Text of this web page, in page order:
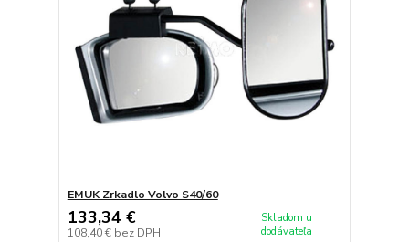
EMUK Zrkadlo Volvo S40/60
133,34 €
108,40 € bez DPH
Skladom u
dodávateľa